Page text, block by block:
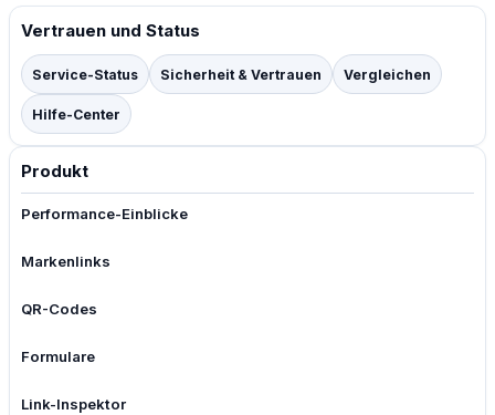
Vertrauen und Status
Service-Status Sicherheit & Vertrauen Vergleichen
Hilfe-Center
Produkt
Performance-Einblicke
Markenlinks
QR-Codes
Formulare
Link-Inspektor